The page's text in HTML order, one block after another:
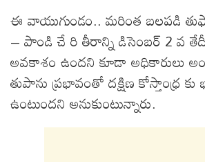
ఈ వాయుగుండం.. మరింత బలపడి
– పాండి చే రి తీరాన్ని డిసెంబర్ 2 వ
అవకాశం ఉందని కూడా అధికారులు
తుపాను ప్రభావంతో దక్షిణ కోస్తాంధ్ర
ఉంటుందని అనుకుంటున్నారు.